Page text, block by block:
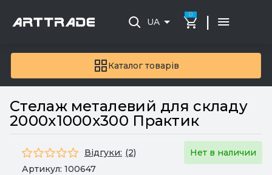
Каталог товарів
UA
0 |
Стелаж металевий для складу
2000x1000x300 Практик
Відгуки: (2)
Нет в наличии
Артикул: 100647